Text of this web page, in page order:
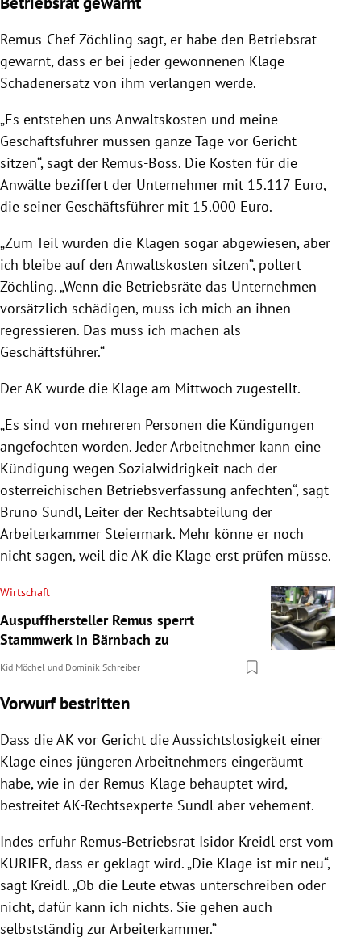
Remus-Chef Zöchling sagt, er habe den Betriebsrat
gewarnt, dass er bei jeder gewonnenen Klage
Schadenersatz von ihm verlangen werde.
„Es entstehen uns Anwaltskosten und meine
Geschäftsführer müssen ganze Tage vor Gericht
sitzen“, sagt der Remus-Boss. Die Kosten für die
Anwälte beziffert der Unternehmer mit 15.117 Euro,
die seiner Geschäftsführer mit 15.000 Euro.
„Zum Teil wurden die Klagen sogar abgewiesen, aber
ich bleibe auf den Anwaltskosten sitzen“, poltert
Zöchling. „Wenn die Betriebsräte das Unternehmen
vorsätzlich schädigen, muss ich mich an ihnen
regressieren. Das muss ich machen als
Geschäftsführer.“
Der AK wurde die Klage am Mittwoch zugestellt.
„Es sind von mehreren Personen die Kündigungen
angefochten worden. Jeder Arbeitnehmer kann eine
Kündigung wegen Sozialwidrigkeit nach der
österreichischen Betriebsverfassung anfechten“, sagt
Bruno Sundl, Leiter der Rechtsabteilung der
Arbeiterkammer Steiermark. Mehr könne er noch
nicht sagen, weil die AK die Klage erst prüfen müsse.
Wirtschaft
Auspuffhersteller Remus sperrt
Stammwerk in Bärnbach zu
Kid Möchel und Dominik Schreiber
Vorwurf bestritten
Dass die AK vor Gericht die Aussichtslosigkeit einer
Klage eines jüngeren Arbeitnehmers eingeräumt
habe, wie in der Remus-Klage behauptet wird,
bestreitet AK-Rechtsexperte Sundl aber vehement.
Indes erfuhr Remus-Betriebsrat Isidor Kreidl erst vom
KURIER, dass er geklagt wird. „Die Klage ist mir neu“,
sagt Kreidl. „Ob die Leute etwas unterschreiben oder
nicht, dafür kann ich nichts. Sie gehen auch
selbstständig zur Arbeiterkammer.“